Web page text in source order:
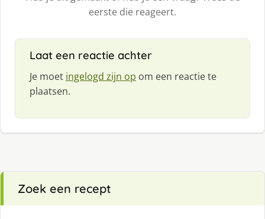
eerste die reageert.
Laat een reactie achter
Je moet ingelogd zijn op om een reactie te
plaatsen.
Zoek een recept